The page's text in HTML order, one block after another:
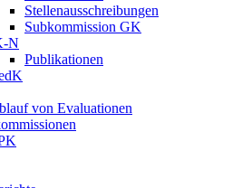
Stellenausschreibungen
Subkommission GK
N
Publikationen
von Evaluationen